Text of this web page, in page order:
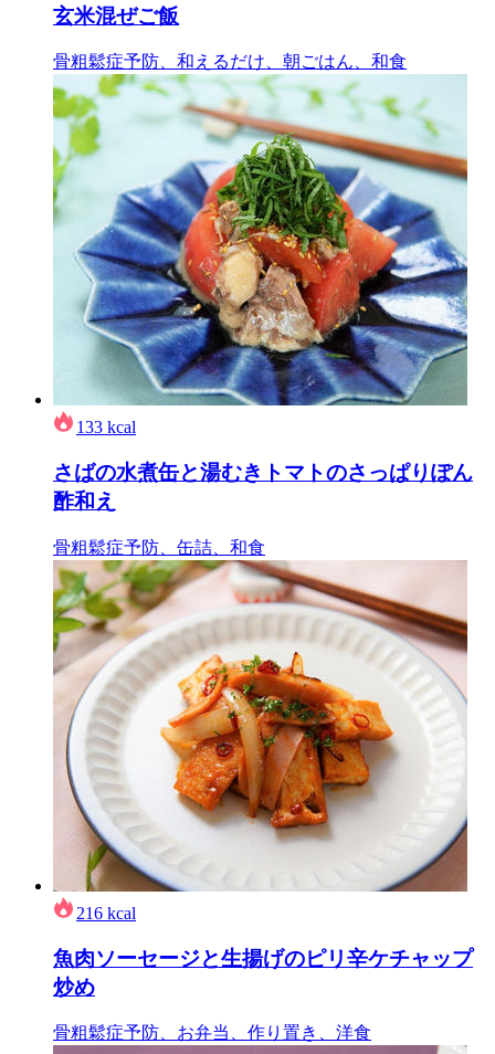
玄米混ぜご飯
骨粗鬆症予防、和えるだけ、朝ごはん、和食
133 kcal
さばの水煮缶と湯むきトマトのさっぱりぽん
酢和え
骨粗鬆症予防、缶詰、和食
216 kcal
魚肉ソーセージと生揚げのピリ辛ケチャップ
炒め
骨粗鬆症予防、お弁当、作り置き、洋食